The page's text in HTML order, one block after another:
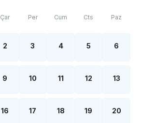
Çar Per Cum Cts Paz
2 3 4 5 6
9 10 11 12 13
16 17 18 19 20